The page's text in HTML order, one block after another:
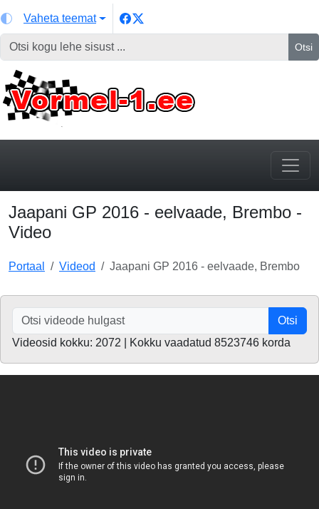
Vaheta teemat
Otsi
Jaapani GP 2016 - eelvaade, Brembo -
Video
Portaal Videod Jaapani GP 2016 - eelvaade, Brembo
Otsi
Videosid kokku: 2072 | Kokku vaadatud 8523746 korda